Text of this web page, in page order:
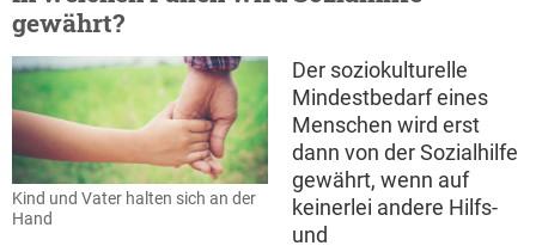
gewährt?
Kind und Vater halten sich an der
Hand
Der soziokulturelle
Mindestbedarf eines
Menschen wird erst
dann von der Sozialhilfe
gewährt, wenn auf
keinerlei andere Hilfs-
und